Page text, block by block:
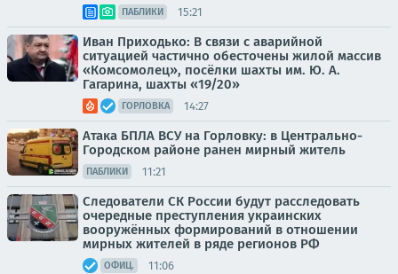
ПАБЛИКИ 15:21
Иван Приходько: В связи с аварийной
ситуацией частично обесточены жилой массив
«Комсомолец», посёлки шахты им. Ю. А.
Гагарина, шахты «19/20»
ГОРЛОВКА 14:27
Атака БПЛА ВСУ на Горловку: в Центрально-
Городском районе ранен мирный житель
ПАБЛИКИ 11:21
Следователи СК России будут расследовать
очередные преступления украинских
вооружённых формирований в отношении
мирных жителей в ряде регионов РФ
ОФИЦ. 11:06